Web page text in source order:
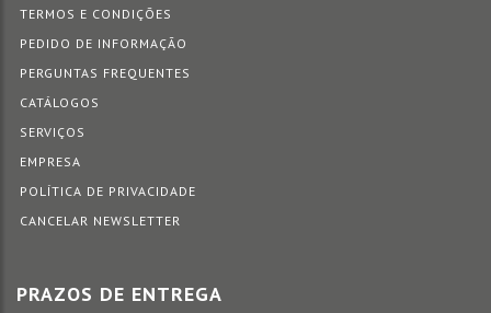
TERMOS E CONDIÇÕES
PEDIDO DE INFORMAÇÃO
PERGUNTAS FREQUENTES
CATÁLOGOS
SERVIÇOS
EMPRESA
POLÍTICA DE PRIVACIDADE
CANCELAR NEWSLETTER
PRAZOS DE ENTREGA